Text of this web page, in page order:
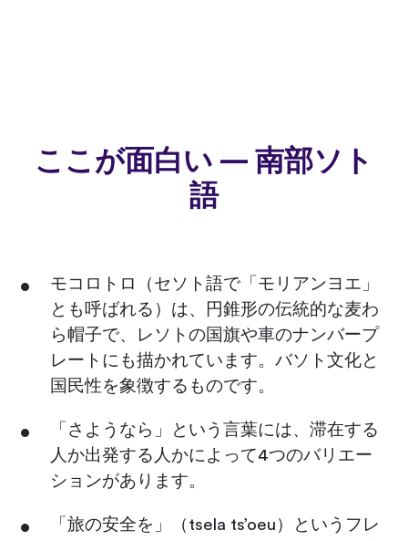
ここが面白い — 南部ソト
語
モコロトロ（セソト語で「モリアンヨエ」
とも呼ばれる）は、円錐形の伝統的な麦わ
ら帽子で、レソトの国旗や車のナンバープ
レートにも描かれています。バソト文化と
国民性を象徴するものです。
「さようなら」という言葉には、滞在する
人か出発する人かによって4つのバリエー
ションがあります。
「旅の安全を」（tsela ts’oeu）というフレ